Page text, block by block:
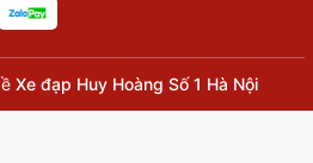
Xe đạp Huy Hoàng Số 1 Hà Nội